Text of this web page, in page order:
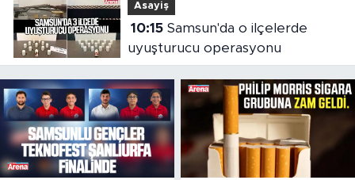
Asayiş
10:15Samsun'da o ilçelerde
uyuşturucu operasyonu